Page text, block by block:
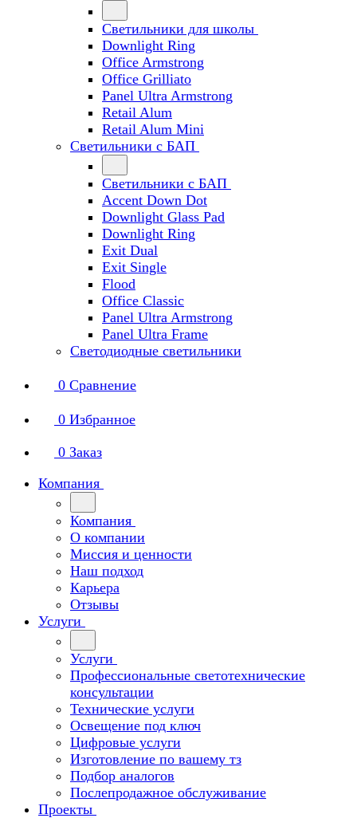
Светильники для школы
Downlight Ring
Office Armstrong
Office Grilliato
Panel Ultra Armstrong
Retail Alum
Retail Alum Mini
Светильники с БАП
Светильники с БАП
Accent Down Dot
Downlight Glass Pad
Downlight Ring
Exit Dual
Exit Single
Flood
Office Classic
Panel Ultra Armstrong
Panel Ultra Frame
Светодиодные светильники
0 Сравнение
0 Избранное
0 Заказ
Компания
Компания
О компании
Миссия и ценности
Наш подход
Карьера
Отзывы
Услуги
Услуги
Профессиональные светотехнические
консультации
Технические услуги
Освещение под ключ
Цифровые услуги
Изготовление по вашему тз
Подбор аналогов
Послепродажное обслуживание
Проекты